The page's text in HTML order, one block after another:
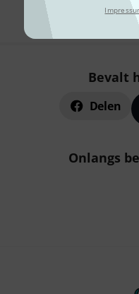
Bevalt
Delen
Onlangs